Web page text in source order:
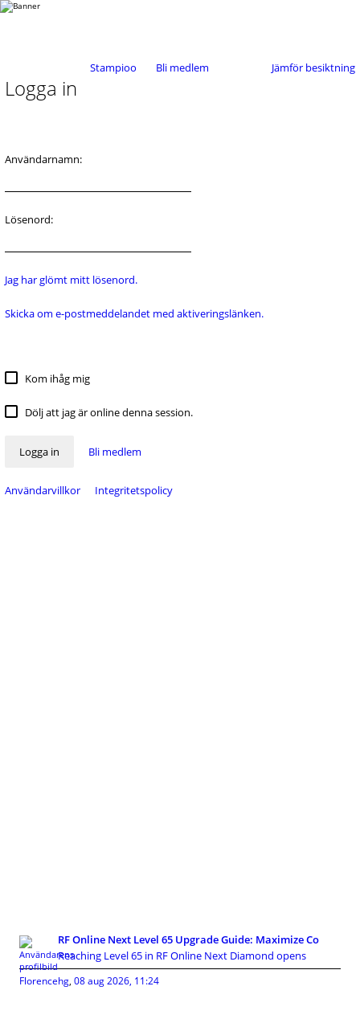
Stampioo Bli medlem Jämför besiktning
Logga in
Användarnamn:
Lösenord:
Jag har glömt mitt lösenord.
Skicka om e-postmeddelandet med aktiveringslänken.
Kom ihåg mig
Dölj att jag är online denna session.
Logga in Bli medlem
Användarvillkor Integritetspolicy
RF Online Next Level 65 Upgrade Guide: Maximize Co
Reaching Level 65 in RF Online Next Diamond opens
Florencehg, 08 aug 2026, 11:24